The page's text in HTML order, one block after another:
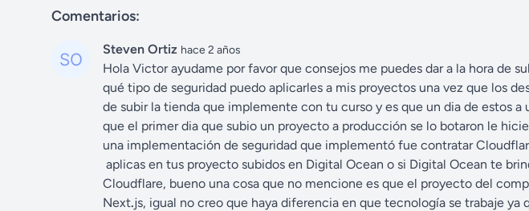
Comentarios:
Steven Ortiz hace 2 años
Hola Victor ayudame por favor que consejos me puedes dar a la hora de
qué tipo de seguridad puedo aplicarles a mis proyectos una vez que los
de subir la tienda que implemente con tu curso y es que un dia de estos a
que el primer dia que subio un proyecto a producción se lo botaron le
una implementación de seguridad que implementó fue contratar
aplicas en tus proyecto subidos en Digital Ocean o si Digital Ocean te
Cloudflare, bueno una cosa que no mencione es que el proyecto del
Next.js, igual no creo que haya diferencia en que tecnología se trabaje ya